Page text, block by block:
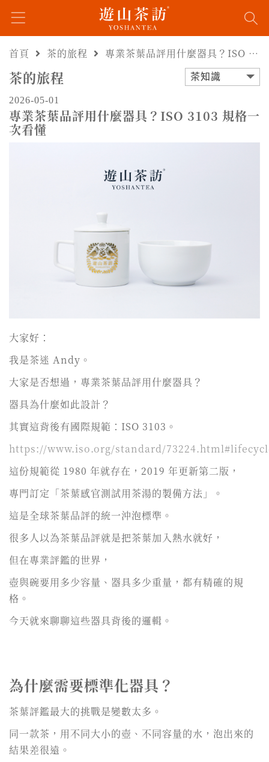
首頁 茶的旅程 專業茶葉品評用什麼器具？ISO 3103 規格一次看懂
茶的旅程 茶知識
2026-05-01
專業茶葉品評用什麼器具？ISO 3103 規格一
次看懂
大家好：
我是茶迷 Andy。
大家是否想過，專業茶葉品評用什麼器具？
器具為什麼如此設計？
其實這背後有國際規範：ISO 3103。
https://www.iso.org/standard/
這份規範從 1980 年就存在，2019 年更新第二版，
專門訂定「茶葉感官測試用茶湯的製備方法」。
這是全球茶葉品評的統一沖泡標準。
很多人以為茶葉品評就是把茶葉加入熱水就好，
但在專業評鑑的世界，
壺與碗要用多少容量、器具多少重量，都有精確的規
格。
今天就來聊聊這些器具背後的邏輯。
為什麼需要標準化器具？
茶葉評鑑最大的挑戰是變數太多。
同一款茶，用不同大小的壺、不同容量的水，泡出來的
結果差很遠。